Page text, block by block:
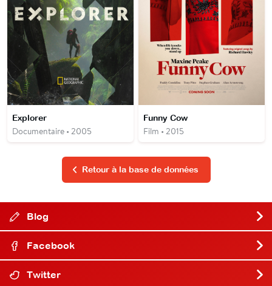
Explorer
Documentaire • 2005
Funny Cow
Film • 2015
Retour à la base de données
Blog
Facebook
Twitter